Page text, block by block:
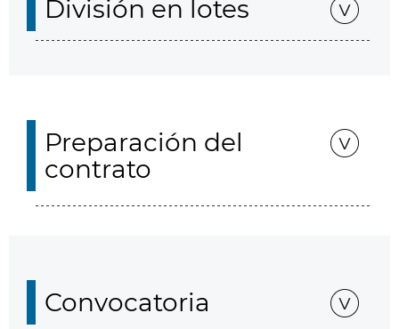
División en lotes
Preparación del
contrato
Convocatoria